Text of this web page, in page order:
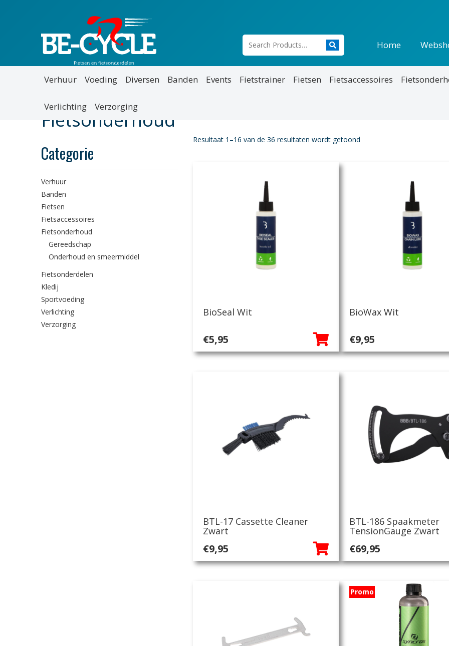
Home
Verhuur Voeding Diversen Banden Events Fietstrainer Fietsen Fietsaccessoires
Verlichting Verzorging
Fietsonderhoud
Categorie
Verhuur
Banden
Fietsen
Fietsaccessoires
Fietsonderhoud
Gereedschap
Onderhoud en smeermiddel
Fietsonderdelen
Kledij
Sportvoeding
Verlichting
Verzorging
Resultaat 1–16 van de 36 resultaten wordt getoond
BioSeal Wit
€5,95
BioWax Wit
€9,95
BTL-17 Cassette Cleaner
Zwart
€9,95
BTL-186 Spaakmeter
TensionGauge Zwart
€69,95
Promo